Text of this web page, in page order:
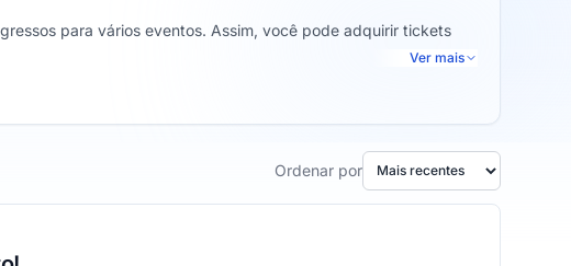
para vários eventos. Assim, você pode adquirir tickets
Ver mais
Ordenar por